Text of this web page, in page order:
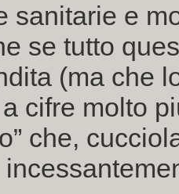
sanitarie e
se tutto
(ma che
cifre molto
che,